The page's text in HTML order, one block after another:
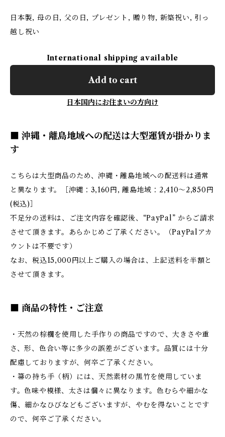
日本製, 母の日, 父の日, プレゼント, 贈り物, 新築祝い, 引っ
越し祝い
International shipping available
Add to cart
日本国内にお住まいの方向け
■ 沖縄・離島地域への配送は大型運賃が掛かりま
す
こちらは大型商品のため、沖縄・離島地域への配送料は通常
と異なります。［沖縄：3,160円, 離島地域：2,410～2,850円
(税込)］
不足分の送料は、ご注文内容を確認後、“PayPal” からご請求
させて頂きます。あらかじめご了承ください。（PayPalアカ
ウントは不要です）
なお、税込15,000円以上ご購入の場合は、上記送料を半額と
させて頂きます。
■ 商品の特性・ご注意
・天然の棕櫚を使用した手作りの商品ですので、大きさや重
さ、形、色合い等に多少の誤差がございます。品質には十分
配慮しておりますが、何卒ご了承ください。
・箒の持ち手（柄）には、天然素材の黒竹を使用していま
す。色味や模様、太さは個々に異なります。色むらや細かな
傷、細かなひびなどもございますが、やむを得ないことです
ので、何卒ご了承ください。